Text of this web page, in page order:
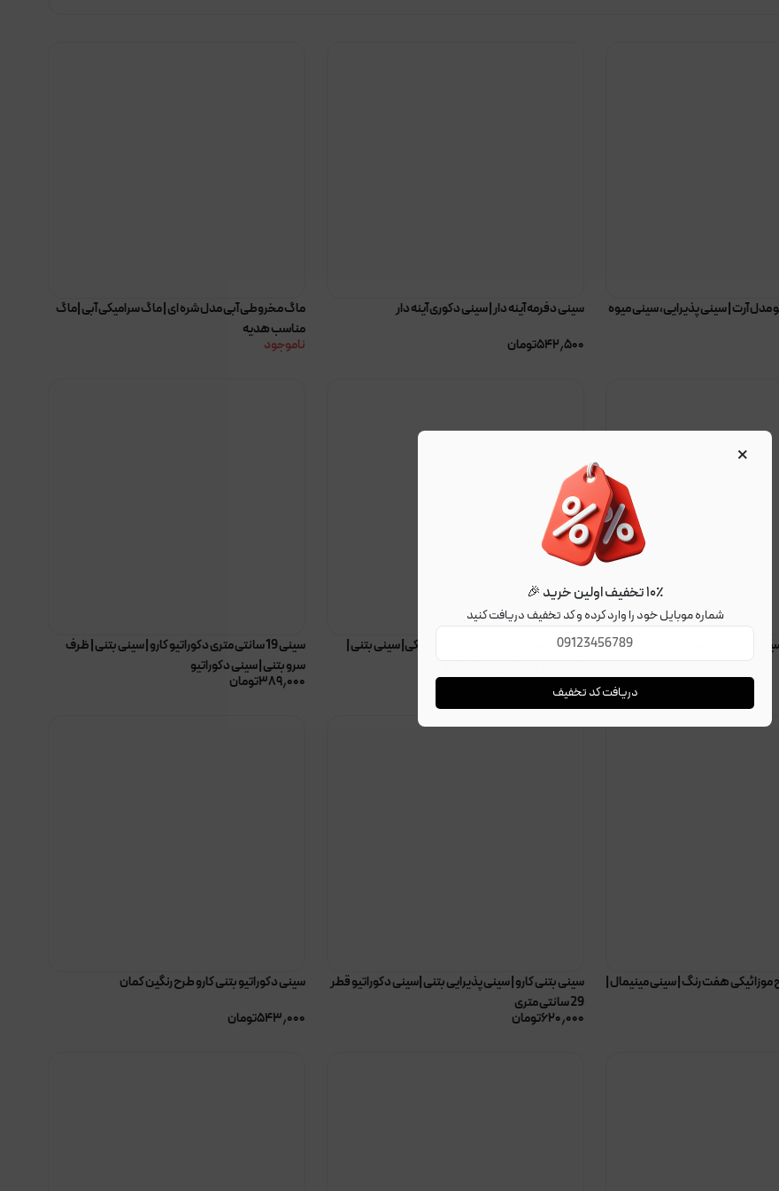
مدل آرت | سینی پذیرایی، سینی میوه
سینی دفرمه آینه دار | سینی دکوری آینه دار
۵۴۲٫۵۰۰تومان
ماگ مخروطی آبی مدل شره ای | ماگ سرامیکی آبی |ماگ
مناسب هدیه
ناموجود
دکوراتیو | سینی آینه ای
سینی 19 سانتی متری دکوراتیو موزائیکی| سینی بتنی |
ظرف سرو بتنی | سینی دکوراتیو
۶۰۰٫۰۰۰تومان
سینی 19 سانتی متری دکوراتیو کارو | سینی بتنی | ظرف
سرو بتنی | سینی دکوراتیو
۳۸۹٫۰۰۰تومان
موزائیکی هفت رنگ | سینی مینیمال |
سینی بتنی کارو | سینی پذیرایی بتنی |سینی دکوراتیو قطر
29 سانتی متری
۶۲۰٫۰۰۰تومان
سینی دکوراتیو بتنی کارو طرح رنگین کمان
۵۴۳٫۰۰۰تومان
×
۱۰٪ تخفیف اولین خرید 🎉
شماره موبایل خود را وارد کرده و کد تخفیف دریافت کنید
دریافت کد تخفیف